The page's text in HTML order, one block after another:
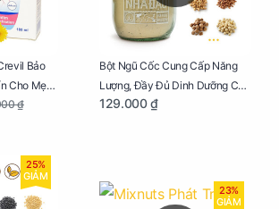
Bảo
Cho Mẹ
₫
Bột Ngũ Cốc Cung Cấp Năng
Lượng, Đầy Đủ Dinh Dưỡng Cho
Mẹ Bầu Hũ 250g
129.000 ₫
25%
GIẢM
23%
GIẢM